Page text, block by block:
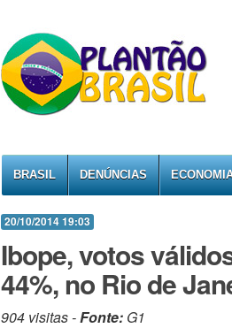
BRASIL DENÚNCIAS
20/10/2014 19:03
Ibope, votos
44%, no Rio de
904 visitas -Fonte: G1